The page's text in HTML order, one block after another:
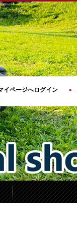
イページへログイン